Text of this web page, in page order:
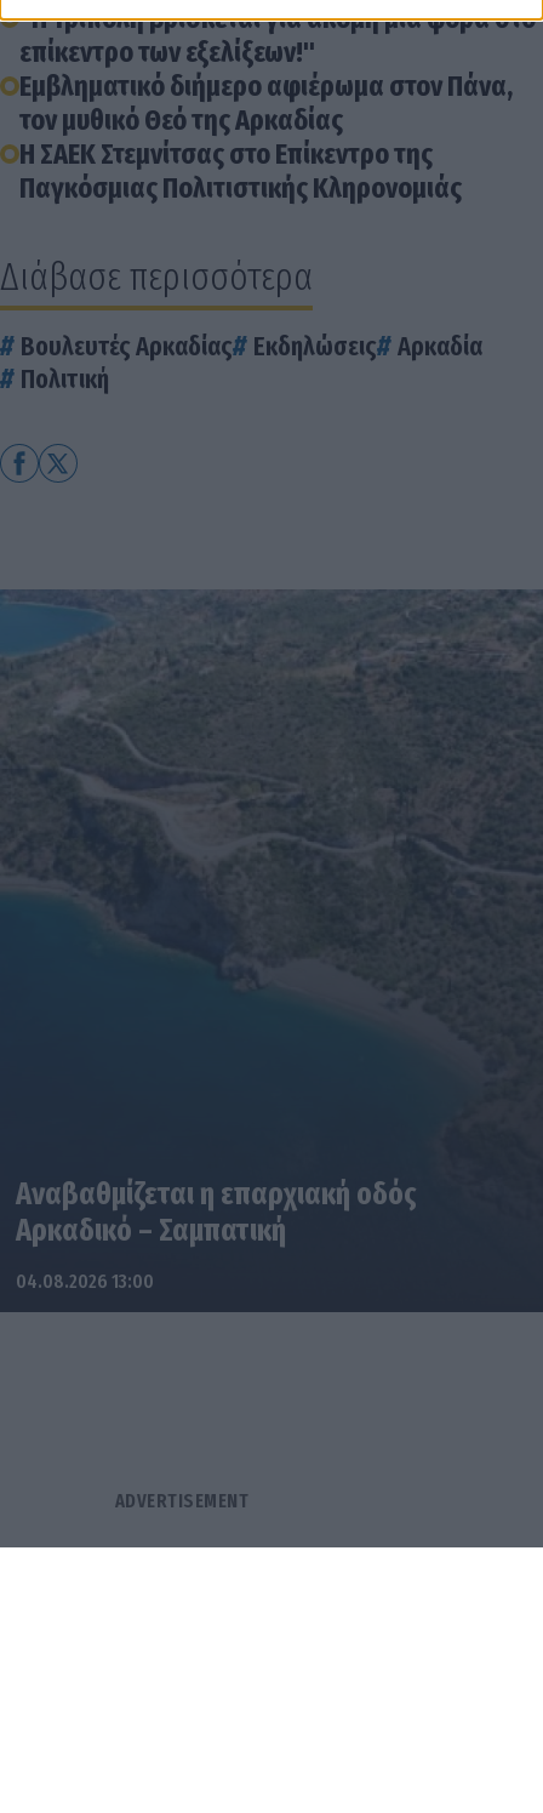
"Η Τρίπολη βρίσκεται για ακόμη μία φορά στο
επίκεντρο των εξελίξεων!"
Εμβληματικό διήμερο αφιέρωμα στον Πάνα,
τον μυθικό Θεό της Αρκαδίας
Η ΣΑΕΚ Στεμνίτσας στο Επίκεντρο της
Παγκόσμιας Πολιτιστικής Κληρονομιάς
Διάβασε περισσότερα
Βουλευτές Αρκαδίας Εκδηλώσεις
Αρκαδία
Πολιτική
Αναβαθμίζεται η επαρχιακή οδός
Αρκαδικό – Σαμπατική
04.08.2026 13:00